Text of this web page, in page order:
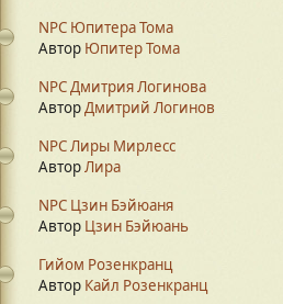
NPC Юпитера Тома
Автор Юпитер Тома
NPC Дмитрия Логинова
АвторДмитрий Логинов
NPC Лиры Мирлесс
АвторЛира
NPC Цзин Бэйюаня
Автор Цзин Бэйюань
Гийом Розенкранц
Автор Кайл Розенкранц